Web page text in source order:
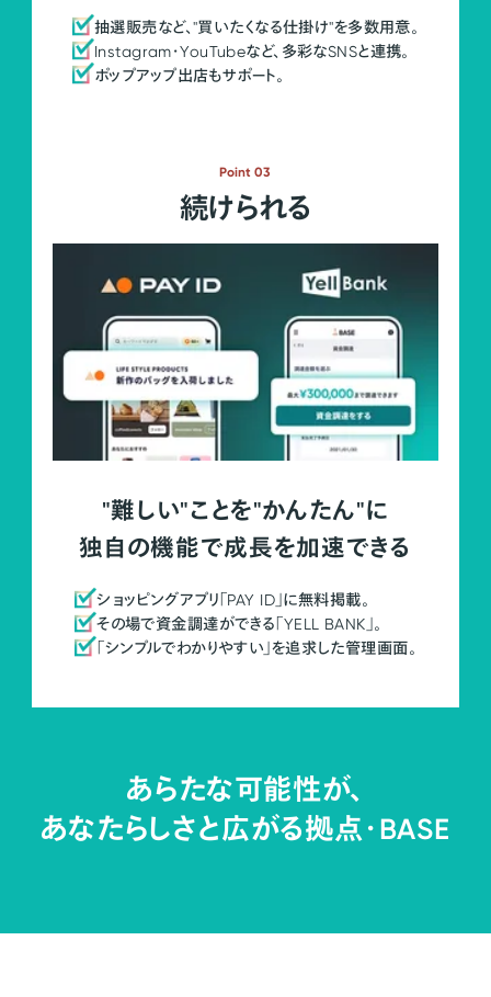
抽選販売など、"買いたくなる仕掛け"を多数用意。
Instagram・YouTubeなど、多彩なSNSと連携。
ポップアップ出店もサポート。
Point 03
続けられる
"難しい"ことを"かんたん"に
独自の機能で成長を加速できる
ショッピングアプリ「PAY ID」に無料掲載。
その場で資金調達ができる「YELL BANK」。
「シンプルでわかりやすい」を追求した管理画面。
あらたな可能性が、
あなたらしさと広がる拠点・BASE